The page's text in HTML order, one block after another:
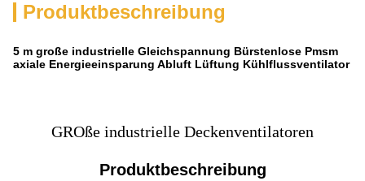
Produktbeschreibung
5 m große industrielle Gleichspannung Bürstenlose Pmsm
axiale Energieeinsparung Abluft Lüftung Kühlflussventilator
GROße industrielle Deckenventilatoren
Produktbeschreibung